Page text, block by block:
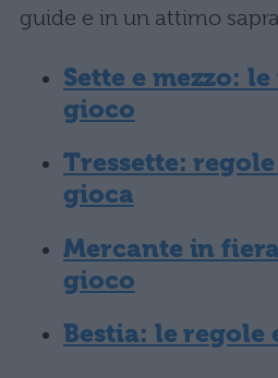
guide e in un attimo
Sette e mezzo:
gioco
Tressette:
gioca
Mercante in
gioco
Bestia: le regole